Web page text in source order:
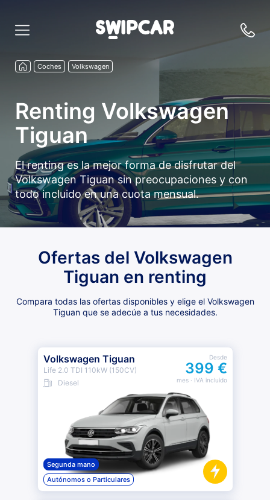
Coches Volkswagen
Renting Volkswagen
Tiguan
El renting es la mejor forma de disfrutar del
Volkswagen Tiguan sin preocupaciones y con
todo incluido en una cuota mensual.
Ofertas del Volkswagen
Tiguan en renting
Compara todas las ofertas disponibles y elige el Volkswagen
Tiguan que se adecúe a tus necesidades.
Volkswagen Tiguan
Life 2.0 TDI 110kW (150CV)
Diesel
Desde
399 €
mes· IVA incluido
Segunda mano
Autónomos o Particulares